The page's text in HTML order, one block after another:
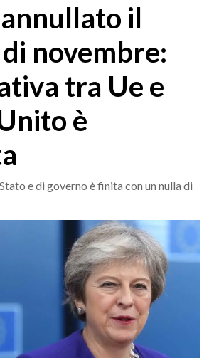
il
novembre:
tra Ue e
è
e di governo è finita con un nulla di